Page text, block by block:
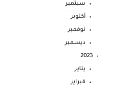
سبتمبر
أكتوبر
نوفمبر
ديسمبر
2023
يناير
فبراير